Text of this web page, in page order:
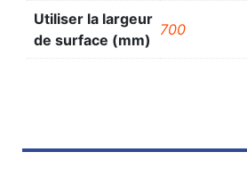
Utiliser la largeur
de surface (mm)
700